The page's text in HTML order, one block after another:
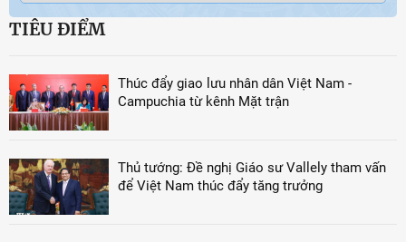
TIÊU ĐIỂM
Thúc đẩy giao lưu nhân dân Việt Nam -
Campuchia từ kênh Mặt trận
Thủ tướng: Đề nghị Giáo sư Vallely tham vấn
để Việt Nam thúc đẩy tăng trưởng